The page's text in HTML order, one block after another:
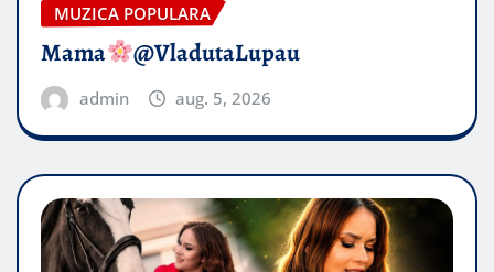
MUZICA POPULARA
Mama @VladutaLupau
admin aug. 5, 2026